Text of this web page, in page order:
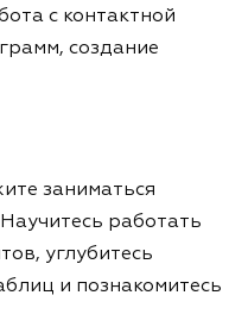
с контактной
создание
заниматься
работать
углубитесь
и познакомитесь